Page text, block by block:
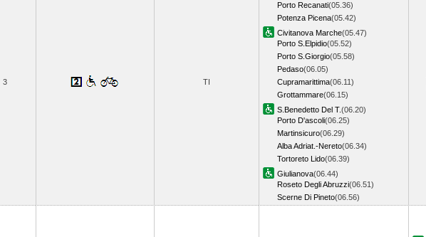
3 TI
Porto Recanati(05.36)
Potenza Picena(05.42)
Civitanova Marche(05.47)
Porto S.Elpidio(05.52)
Porto S.Giorgio(05.58)
Pedaso(06.05)
Cupramarittima(06.11)
Grottammare(06.15)
S.Benedetto Del T.(06.20)
Porto D'ascoli(06.25)
Martinsicuro(06.29)
Alba Adriat.-Nereto(06.34)
Tortoreto Lido(06.39)
Giulianova(06.44)
Roseto Degli Abruzzi(06.51)
Scerne Di Pineto(06.56)